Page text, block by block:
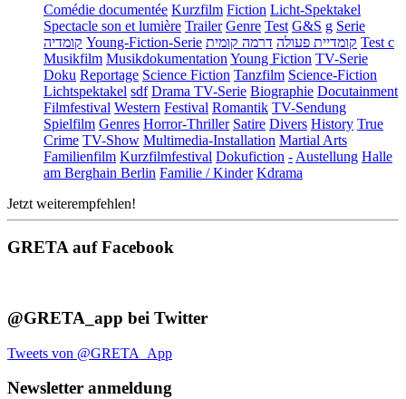
Comédie documentée Kurzfilm Fiction Licht-Spektakel
Spectacle son et lumière Trailer Genre Test G&S g Serie
קומדיה Young-Fiction-Serie קומדיית פעולה דרמה קומית
Test c
Musikfilm Musikdokumentation Young Fiction TV-Serie
Doku Reportage Science Fiction Tanzfilm Science-Fiction
Lichtspektakel sdf Drama TV-Serie Biographie Docutainment
Filmfestival Western Festival Romantik TV-Sendung
Spielfilm Genres Horror-Thriller Satire Divers History True
Crime TV-Show Multimedia-Installation Martial Arts
Familienfilm Kurzfilmfestival Dokufiction - Austellung Halle
am Berghain Berlin Familie / Kinder Kdrama
Jetzt weiterempfehlen!
GRETA auf Facebook
@GRETA_app bei Twitter
Tweets von @GRETA_App
Newsletter anmeldung